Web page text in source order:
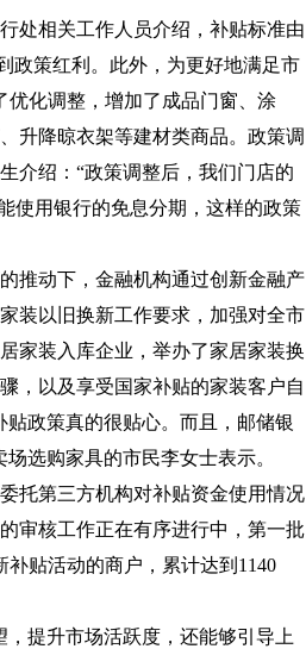
处相关工作人员介绍，补贴标准由
政策红利。此外，为更好地满足市
优化调整，增加了成品门窗、涂
升降晾衣架等建材类商品。政策调
介绍：“政策调整后，我们门店的
使用银行的免息分期，这样的政策
推动下，金融机构通过创新金融产
装以旧换新工作要求，加强对全市
家装入库企业，举办了家居家装换
，以及享受国家补贴的家装客户自
政策真的很贴心。而且，邮储银
选购家具的市民李女士表示。
托第三方机构对补贴资金使用情况
审核工作正在有序进行中，第一批
贴活动的商户，累计达到1140
提升市场活跃度，还能够引导上